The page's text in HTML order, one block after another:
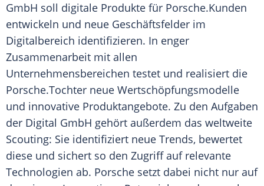
GmbH soll digitale Produkte für Porsche.Kunden
entwickeln und neue Geschäftsfelder im
Digitalbereich identifizieren. In enger
Zusammenarbeit mit allen
Unternehmensbereichen testet und realisiert die
Porsche.Tochter neue Wertschöpfungsmodelle
und innovative Produktangebote. Zu den Aufgaben
der Digital GmbH gehört außerdem das weltweite
Scouting: Sie identifiziert neue Trends, bewertet
diese und sichert so den Zugriff auf relevante
Technologien ab. Porsche setzt dabei nicht nur auf